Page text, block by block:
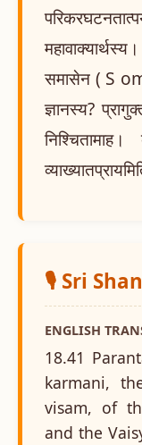
समासेन ( S
ज्ञानस्य?
🎙️ Sri
ENGLISH
18.41
karmani,
visam, of
and the